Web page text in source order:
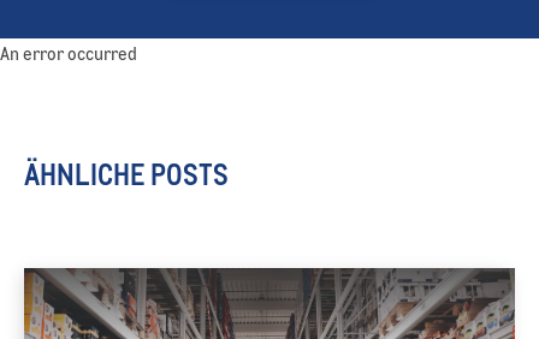
An error occurred
ÄHNLICHE POSTS